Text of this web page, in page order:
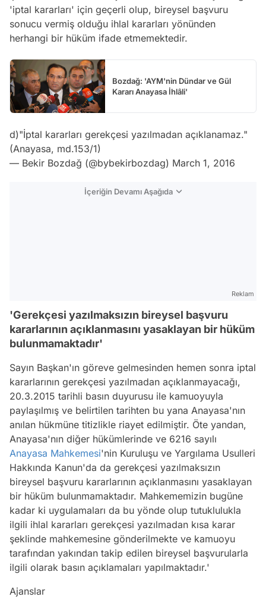
'iptal kararları' için geçerli olup, bireysel başvuru
sonucu vermiş olduğu ihlal kararları yönünden
herhangi bir hüküm ifade etmemektedir.
Bozdağ: 'AYM'nin Dündar ve Gül
Kararı Anayasa İhlâli'
d)"İptal kararları gerekçesi yazılmadan açıklanamaz."
(Anayasa, md.153/1)
— Bekir Bozdağ (@bybekirbozdag) March 1, 2016
İçeriğin Devamı Aşağıda
Reklam
'Gerekçesi yazılmaksızın bireysel başvuru
kararlarının açıklanmasını yasaklayan bir hüküm
bulunmamaktadır'
Sayın Başkan'ın göreve gelmesinden hemen sonra iptal
kararlarının gerekçesi yazılmadan açıklanmayacağı,
20.3.2015 tarihli basın duyurusu ile kamuoyuyla
paylaşılmış ve belirtilen tarihten bu yana Anayasa'nın
anılan hükmüne titizlikle riayet edilmiştir. Öte yandan,
Anayasa'nın diğer hükümlerinde ve 6216 sayılı
Anayasa Mahkemesi'nin Kuruluşu ve Yargılama Usulleri
Hakkında Kanun'da da gerekçesi yazılmaksızın
bireysel başvuru kararlarının açıklanmasını yasaklayan
bir hüküm bulunmamaktadır. Mahkememizin bugüne
kadar ki uygulamaları da bu yönde olup tutuklulukla
ilgili ihlal kararları gerekçesi yazılmadan kısa karar
şeklinde mahkemesine gönderilmekte ve kamuoyu
tarafından yakından takip edilen bireysel başvurularla
ilgili olarak basın açıklamaları yapılmaktadır.'
Ajanslar